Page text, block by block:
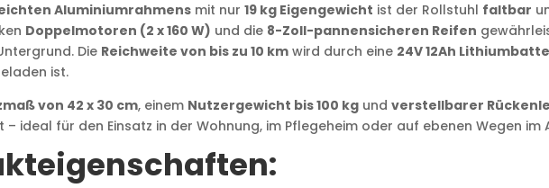
Aluminiumrahmens mit nur19 kg Eigengewicht ist der Rollstuhl faltbar
Doppelmotoren (2 x 160 W) und die 8-Zoll-pannensicheren Reifen
Die Reichweite von bis zu 10 km wird durch eine 24V 12Ah
ist.
von 42 x 30 cm, einem Nutzergewicht bis 100 kg undverstellbarer
– ideal für den Einsatz in der Wohnung, im Pflegeheim oder auf ebenen Wegen im